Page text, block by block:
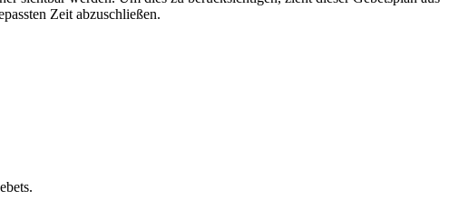
Zeit abzuschließen.